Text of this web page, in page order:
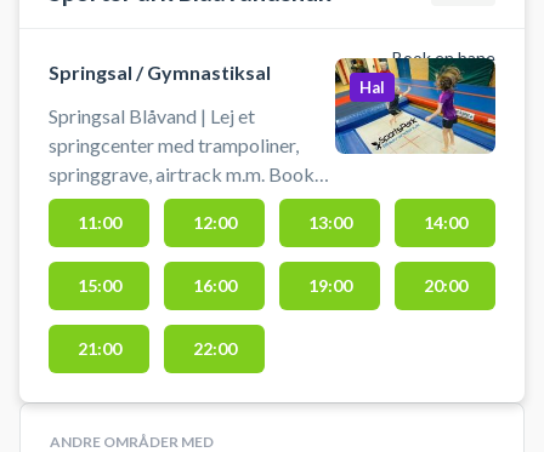
Book en bane
Springsal / Gymnastiksal
Springsal Blåvand | Lej et
springcenter med trampoliner,
springgrave, airtrack m.m. Book
en springsal og lav
springgymnastik i Blaavandshuk i
dedikerede lokaler.
Hal
11:00 12:00 13:00 14:00
15:00 16:00 19:00 20:00
21:00 22:00
ANDRE OMRÅDER MED